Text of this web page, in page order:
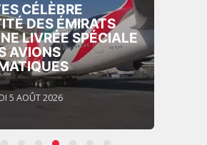
CÉLÈBRE
DES ÉMIRATS
LIVRÉE SPÉCIALE
AVIONS
5 AOÛT 2026